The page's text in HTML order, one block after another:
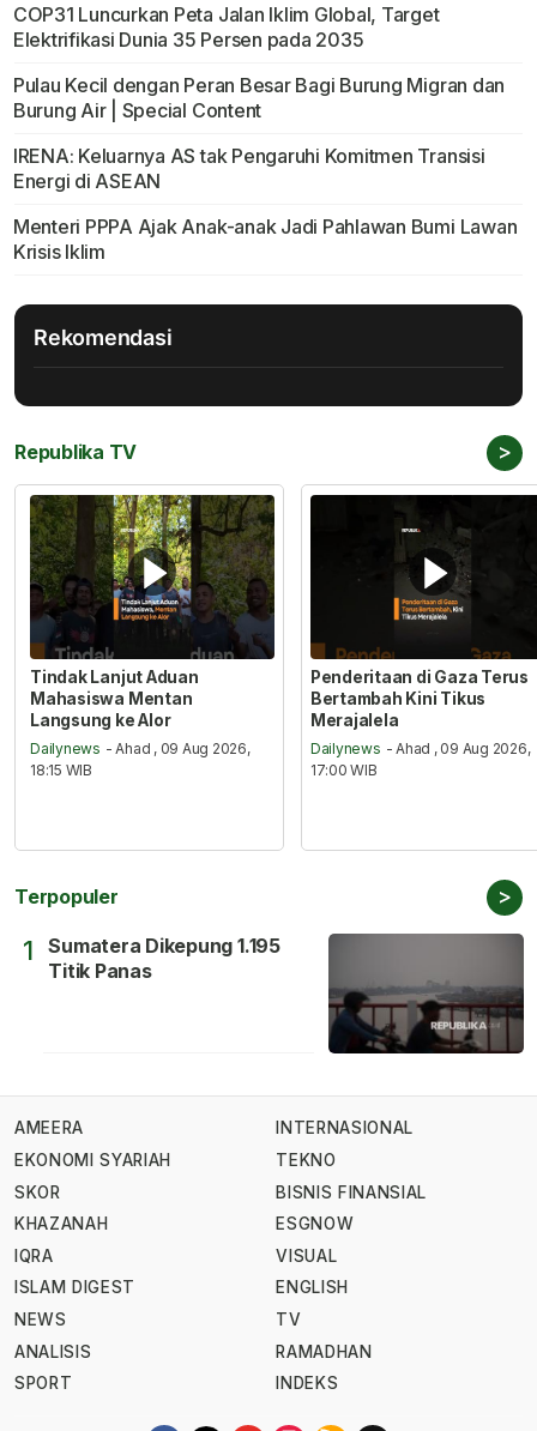
COP31 Luncurkan Peta Jalan Iklim Global, Target
Elektrifikasi Dunia 35 Persen pada 2035
Pulau Kecil dengan Peran Besar Bagi Burung Migran dan
Burung Air | Special Content
IRENA: Keluarnya AS tak Pengaruhi Komitmen Transisi
Energi di ASEAN
Menteri PPPA Ajak Anak-anak Jadi Pahlawan Bumi Lawan
Krisis Iklim
Rekomendasi
Republika TV >
Tindak Lanjut Aduan
Mahasiswa Mentan
Langsung ke Alor
Dailynews - Ahad , 09 Aug 2026,
18:15 WIB
Penderitaan di Gaza Terus
Bertambah Kini Tikus
Merajalela
Dailynews - Ahad , 09 Aug 2026,
17:00 WIB
Terpopuler >
1
Sumatera Dikepung 1.195
Titik Panas
AMEERA
EKONOMI SYARIAH
SKOR
KHAZANAH
IQRA
ISLAM DIGEST
NEWS
ANALISIS
SPORT
INTERNASIONAL
TEKNO
BISNIS FINANSIAL
ESGNOW
VISUAL
ENGLISH
TV
RAMADHAN
INDEKS